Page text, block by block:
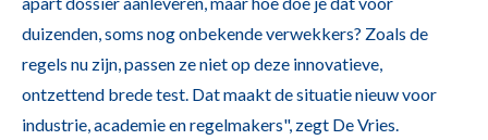
duizenden, soms nog onbekende verwekkers? Zoals de
regels nu zijn, passen ze niet op deze innovatieve,
ontzettend brede test. Dat maakt de situatie nieuw voor
industrie, academie en regelmakers", zegt De Vries.